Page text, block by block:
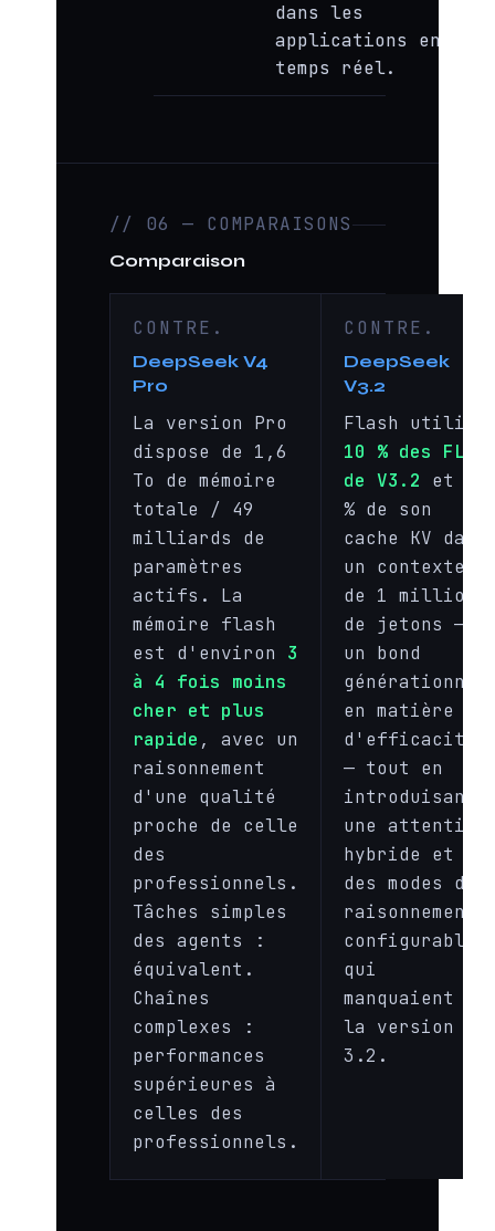
dans les
applications en
temps réel.
// 06 — COMPARAISONS
Comparaison
CONTRE.
DeepSeek V4
Pro
La version Pro
dispose de 1,6
To de mémoire
totale / 49
milliards de
paramètres
actifs. La
mémoire flash
est d'environ 3
à 4 fois moins
cher et plus
rapide , avec un
raisonnement
d'une qualité
proche de celle
des
professionnels.
Tâches simples
des agents :
équivalent.
Chaînes
complexes :
performances
supérieures à
celles des
professionnels.
CONTRE.
DeepSeek
V3.2
Flash utilise
10 % des FLOP
de V3.2
et 7
% de son
cache KV dans
un contexte
de 1 million
de jetons —
un bond
générationnel
en matière
d'efficacité
— tout en
introduisant
une attention
hybride et
des modes de
raisonnement
configurables
qui
manquaient à
la version
3.2.